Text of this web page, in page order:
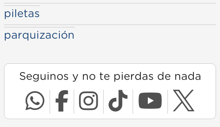
piletas
parquización
Seguinos y no te pierdas de nada